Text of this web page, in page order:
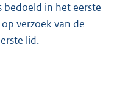
bedoeld in het eerste
verzoek van de
lid.